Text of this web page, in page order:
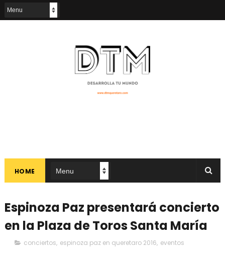
HOME
Espinoza Paz presentará concierto
en la Plaza de Toros Santa María
conciertos, espinoza paz en queretaro 2016, eventos